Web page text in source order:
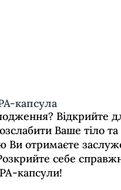
капсула
Відкрийте
Ваше тіло
Ви отримаєте
себе
капсули!